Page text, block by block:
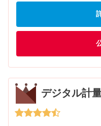
デジタル計